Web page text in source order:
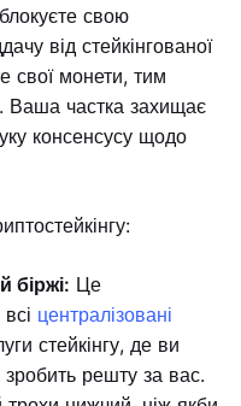
свою
від стейкінгованої
свої монети, тим
Ваша частка захищає
консенсусу щодо
біржі: Це
централізовані
стейкінгу, де ви
зробить решту за вас.